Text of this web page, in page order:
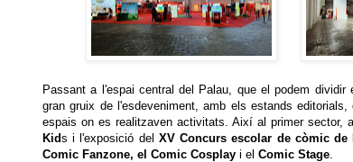
Passant a l'espai central del Palau, que el podem
gran gruix de l'esdeveniment, amb els estands
espais on es realitzaven activitats. Així al primer sector,
Kids i l'exposició del XV Concurs escolar de còmic de
Comic Fanzone, el Comic Cosplay i el Comic Stage.